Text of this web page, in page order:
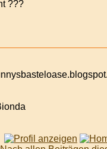
???